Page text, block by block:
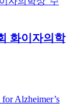
화이자의학